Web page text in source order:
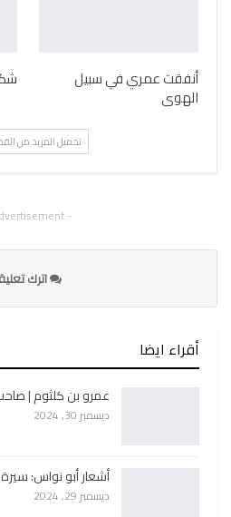
أنفقت عمري في سبيل
الهوى
تحميل المزيد من
-
اترك
أقراء ايضا
عمرو بن كلثوم |
ديسمبر 30, 2024
أشعار أبو نواس: سيرة
ديسمبر 29, 2024